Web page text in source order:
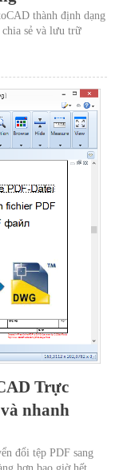
thành định dạng
sẻ và lưu trữ
Trực
nhanh
đổi tệp PDF sang